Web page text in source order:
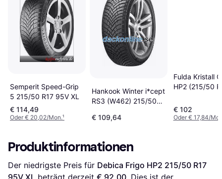
Semperit Speed-Grip
5 215/50 R17 95V XL
€ 114,49
Oder € 20,02/Mon.¹
Hankook Winter i*cept
RS3 (W462) 215/50
€ 109,64
Fulda Kristall
HP2 (215/50
€ 102
Oder € 17,84/
Produktinformationen
Der niedrigste Preis für Debica Frigo HP2 215/50 R17
95V XL beträgt derzeit € 92,00 . Dies ist der